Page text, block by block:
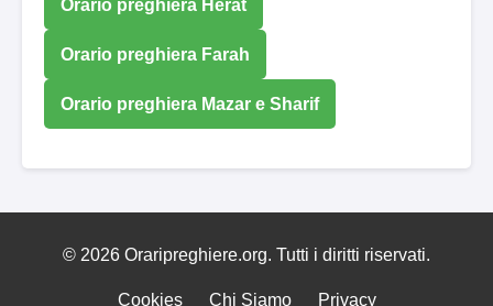
Orario preghiera Herat
Orario preghiera Farah
Orario preghiera Mazar e Sharif
© 2026 Oraripreghiere.org. Tutti i diritti riservati.
Cookies Chi Siamo Privacy